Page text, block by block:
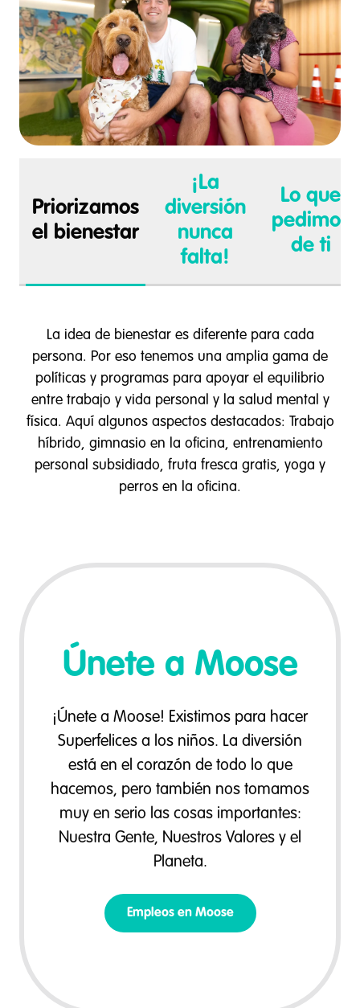
Priorizamos
el bienestar
¡La
diversión
nunca
falta!
Lo que
pedimos
de ti
La idea de bienestar es diferente para cada
persona. Por eso tenemos una amplia gama de
políticas y programas para apoyar el equilibrio
entre trabajo y vida personal y la salud mental y
física. Aquí algunos aspectos destacados: Trabajo
híbrido, gimnasio en la oficina, entrenamiento
personal subsidiado, fruta fresca gratis, yoga y
perros en la oficina.
Únete a Moose
¡Únete a Moose! Existimos para hacer
Superfelices a los niños. La diversión
está en el corazón de todo lo que
hacemos, pero también nos tomamos
muy en serio las cosas importantes:
Nuestra Gente, Nuestros Valores y el
Planeta.
Empleos en Moose